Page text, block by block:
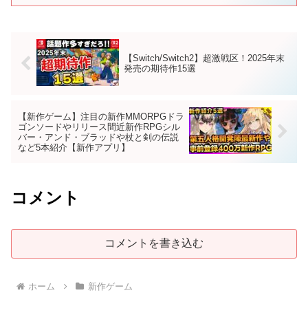
【Switch/Switch2】超激戦区！2025年末
発売の期待作15選
【新作ゲーム】注目の新作MMORPGドラ
ゴンソードやリリース間近新作RPGシル
バー・アンド・ブラッドや杖と剣の伝説
など5本紹介【新作アプリ】
コメント
コメントを書き込む
ホーム 新作ゲーム